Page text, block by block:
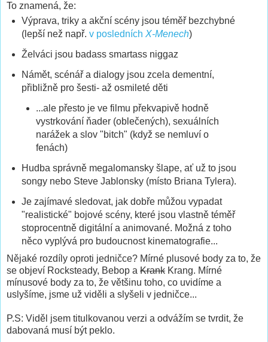
To znamená, že:
Výprava, triky a akční scény jsou téměř bezchybné
(lepší než např. v posledních X-Menech)
Želváci jsou badass smartass niggaz
Námět, scénář a dialogy jsou zcela dementní,
přibližně pro šesti- až osmileté děti
...ale přesto je ve filmu překvapivě hodně
vystrkování ňader (oblečených), sexuálních
narážek a slov "bitch" (když se nemluví o
fenách)
Hudba správně megalomansky šlape, ať už to jsou
songy nebo Steve Jablonsky (místo Briana Tylera).
Je zajímavé sledovat, jak dobře můžou vypadat
"realistické" bojové scény, které jsou vlastně téměř
stoprocentně digitální a animované. Možná z toho
něco vyplývá pro budoucnost kinematografie...
Nějaké rozdíly oproti jedničce? Mírné plusové body za to, že
se objeví Rocksteady, Bebop a Krank Krang. Mírné
mínusové body za to, že většinu toho, co uvidíme a
uslyšíme, jsme už viděli a slyšeli v jedničce...
P.S: Viděl jsem titulkovanou verzi a odvážím se tvrdit, že
dabovaná musí být peklo.